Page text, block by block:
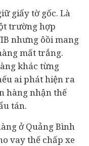
giấy tờ gốc. Là
trường hợp
nhưng ôồi mang
mất trắng.
khác từng
ai phát hiện ra
hàng nhận thế
tán.
ở Quảng Bình
vay thế chấp xe